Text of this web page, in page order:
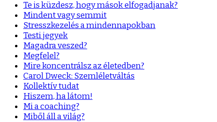
Te is küzdesz, hogy mások elfogadjanak?
Mindent vagy semmit
Stresszkezelés a mindennapokban
Testi jegyek
Magadra veszed?
Megfelel?
Mire koncentrálsz az életedben?
Carol Dweck: Szemléletváltás
Kollektív tudat
Hiszem, ha látom!
Mi a coaching?
Miből áll a világ?